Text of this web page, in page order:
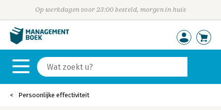
Op werkdagen voor 23:00 besteld, morgen in huis
Persoonlijke effectiviteit